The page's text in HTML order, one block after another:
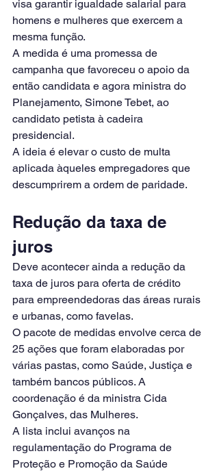
visa garantir igualdade salarial para
homens e mulheres que exercem a
mesma função.
A medida é uma promessa de
campanha que favoreceu o apoio da
então candidata e agora ministra do
Planejamento, Simone Tebet, ao
candidato petista à cadeira
presidencial.
A ideia é elevar o custo de multa
aplicada àqueles empregadores que
descumprirem a ordem de paridade.
Redução da taxa de
juros
Deve acontecer ainda a redução da
taxa de juros para oferta de crédito
para empreendedoras das áreas rurais
e urbanas, como favelas.
O pacote de medidas envolve cerca de
25 ações que foram elaboradas por
várias pastas, como Saúde, Justiça e
também bancos públicos. A
coordenação é da ministra Cida
Gonçalves, das Mulheres.
A lista inclui avanços na
regulamentação do Programa de
Proteção e Promoção da Saúde